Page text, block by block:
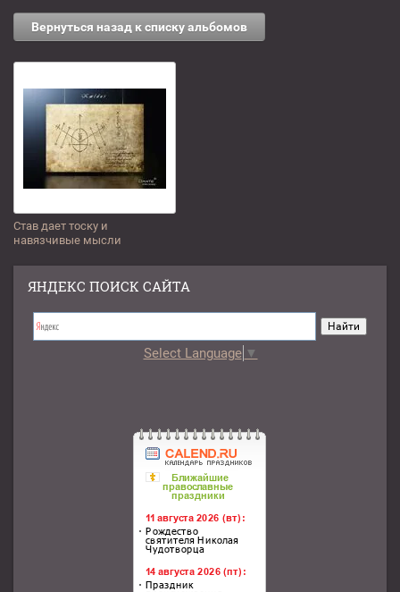
Вернуться назад к списку альбомов
Став дает тоску и
навязчивые мысли
ЯНДЕКС ПОИСК САЙТА
Select Language ▼